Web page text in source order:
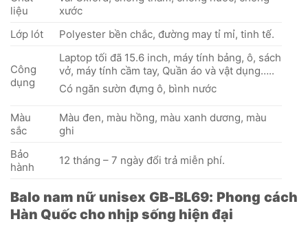
liệu
xước
Lớp lót
Polyester bền chắc, đường may tỉ mỉ, tinh tế.
Công
dụng
Laptop tối đã 15.6 inch, máy tính bảng, ô, sách
vở, máy tính cầm tay, Quần áo và vật dụng…..
Có ngăn sườn đựng ô, bình nước
Màu
sắc
Màu đen, màu hồng, màu xanh dương, màu
ghi
Bảo
hành
12 tháng – 7 ngày đổi trả miễn phí.
Balo nam nữ unisex GB-BL69: Phong cách
Hàn Quốc cho nhịp sống hiện đại